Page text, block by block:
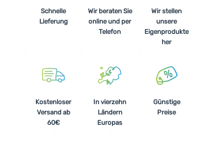
Schnelle
Lieferung
Wir beraten Sie
online und per
Telefon
Wir stellen
unsere
Eigenprodukte
her
Kostenloser
Versand ab
60€
In vierzehn
Ländern
Europas
Günstige
Preise